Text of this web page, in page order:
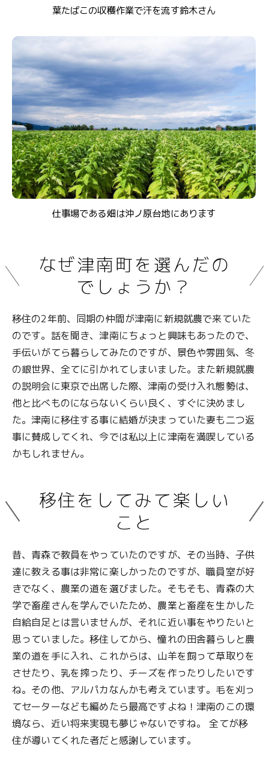
葉たばこの収穫作業で汗を流す鈴木さん
仕事場である畑は沖ノ原台地にあります
なぜ津南町を選んだの
でしょうか？
移住の2年前、同期の仲間が津南に新規就農で来ていた
のです。話を聞き、津南にちょっと興味もあったので、
手伝いがてら暮らしてみたのですが、景色や雰囲気、冬
の銀世界、全てに引かれてしまいました。また新規就農
の説明会に東京で出席した際、津南の受け入れ態勢は、
他と比べものにならないくらい良く、すぐに決めまし
た。津南に移住する事に結婚が決まっていた妻も二つ返
事に賛成してくれ、今では私以上に津南を満喫している
かもしれません。
移住をしてみて楽しい
こと
昔、青森で教員をやっていたのですが、その当時、子供
達に教える事は非常に楽しかったのですが、職員室が好
きでなく、農業の道を選びました。そもそも、青森の大
学で畜産さんを学んでいたため、農業と畜産を生かした
自給自足とは言いませんが、それに近い事をやりたいと
思っていました。移住してから、憧れの田舎暮らしと農
業の道を手に入れ、これからは、山羊を飼って草取りを
させたり、乳を搾ったり、チーズを作ったりしたいです
ね。その他、アルパカなんかも考えています。毛を刈っ
てセーターなども編めたら最高ですよね！津南のこの環
境なら、近い将来実現も夢じゃないですね。 全てが移
住が導いてくれた者だと感謝しています。